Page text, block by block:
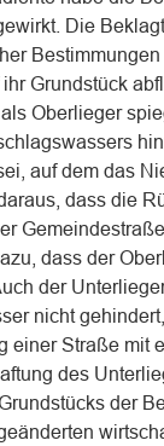
Die
ihr Grundstück
Oberlieger
auf dem das
dass die
dass der
der
nicht
einer Straße mit
des
der